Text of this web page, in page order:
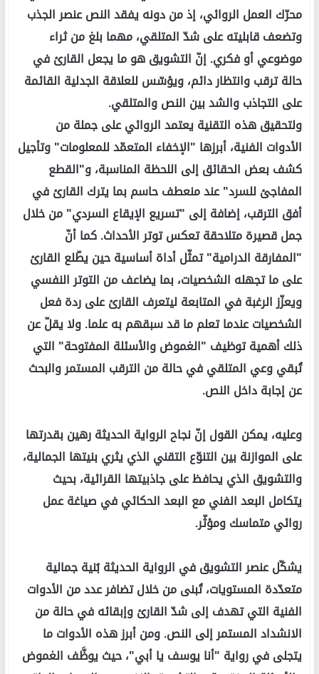
محرّك العمل الروائي، إذ من دونه يفقد النص عنصر الجذب
وتضعف قابليته على شدّ المتلقي، مهما بلغ من ثراء
موضوعي أو فكري. إنّ التشويق هو ما يجعل القارئ في
حالة ترقب وانتظار دائم، ويؤسّس للعلاقة الجدلية القائمة
على التجاذب والشد بين النص والمتلقي.
ولتحقيق هذه التقنية يعتمد الروائي على جملة من
الأدوات الفنية، أبرزها "الإخفاء المتعمّد للمعلومات" وتأجيل
كشف بعض الحقائق إلى اللحظة المناسبة، و"القطع
المفاجئ للسرد" عند منعطف حاسم بما يترك القارئ في
أفق الترقب، إضافة إلى "تسريع الإيقاع السردي" من خلال
جمل قصيرة متلاحقة تعكس توتر الأحداث. كما أنّ
"المفارقة الدرامية" تمثّل أداة أساسية حين يطّلع القارئ
على ما تجهله الشخصيات، بما يضاعف من التوتر النفسي
ويعزّز الرغبة في المتابعة ليتعرف القارئ على ردة فعل
الشخصيات عندما تعلم ما قد سبقهم به علما. ولا يقلّ عن
ذلك أهمية توظيف "الغموض والأسئلة المفتوحة" التي
تُبقي وعي المتلقي في حالة من الترقب المستمر والبحث
عن إجابة داخل النص.
وعليه، يمكن القول إنّ نجاح الرواية الحديثة رهين بقدرتها
على الموازنة بين التنوّع التقني الذي يثري بنيتها الجمالية،
والتشويق الذي يحافظ على جاذبيتها القرائية، بحيث
يتكامل البعد الفني مع البعد الحكائي في صياغة عمل
روائي متماسك ومؤثّر.
يشكّل عنصر التشويق في الرواية الحديثة بُنية جمالية
متعدّدة المستويات، تُبنى من خلال تضافر عدد من الأدوات
الفنية التي تهدف إلى شدّ القارئ وإبقائه في حالة من
الانشداد المستمر إلى النص. ومن أبرز هذه الأدوات ما
يتجلى في رواية "أنا يوسف يا أبي"، حيث يوظَّف الغموض